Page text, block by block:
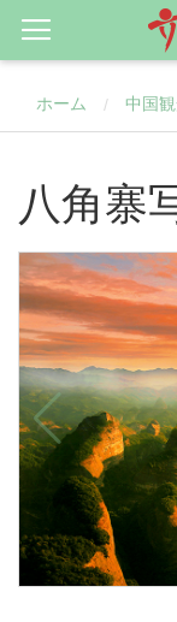
ホーム / 中国
八角寨